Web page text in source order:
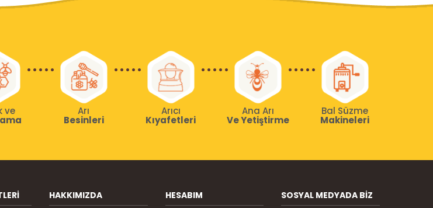
ve Arı
Besinleri
Arıcı
Kıyafetleri
Ana Arı
Ve Yetiştirme
Bal Süzme
Makineleri
HAKKIMIZDA HESABIM SOSYAL MEDYADA BIZ